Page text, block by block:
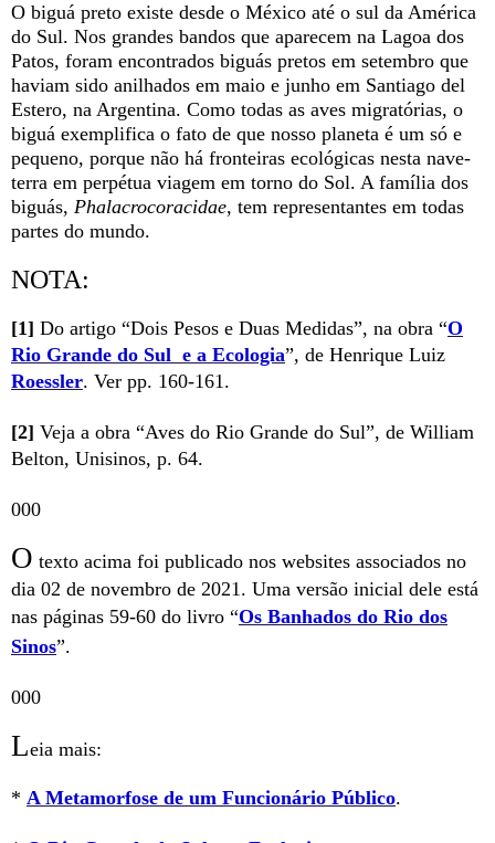
O biguá preto existe desde o México até o sul da América
do Sul. Nos grandes bandos que aparecem na Lagoa dos
Patos, foram encontrados biguás pretos em setembro que
haviam sido anilhados em maio e junho em Santiago del
Estero, na Argentina. Como todas as aves migratórias, o
biguá exemplifica o fato de que nosso planeta é um só e
pequeno, porque não há fronteiras ecológicas nesta nave-
terra em perpétua viagem em torno do Sol. A família dos
biguás, Phalacrocoracidae, tem representantes em todas
partes do mundo.
NOTA:
[1] Do artigo “Dois Pesos e Duas Medidas”, na obra “O
Rio Grande do Sul e a Ecologia”, de Henrique Luiz
Roessler. Ver pp. 160-161.
[2] Veja a obra “Aves do Rio Grande do Sul”, de William
Belton, Unisinos, p. 64.
000
O texto acima foi publicado nos websites associados no
dia 02 de novembro de 2021. Uma versão inicial dele está
nas páginas 59-60 do livro “Os Banhados do Rio dos
Sinos”.
000
Leia mais:
* A Metamorfose de um Funcionário Público.